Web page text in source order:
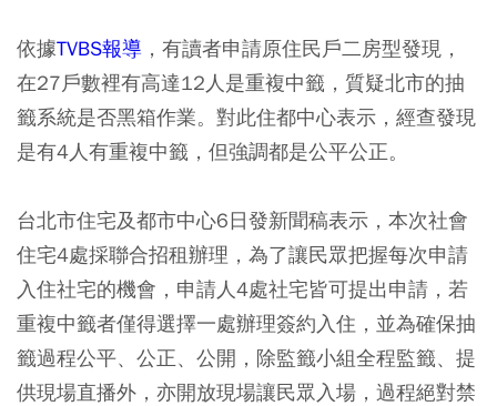
依據TVBS報導 ，有讀者申請原住民戶二房型發現，
在27戶數裡有高達12人是重複中籤，質疑北市的抽
籤系統是否黑箱作業。對此住都中心表示，經查發現
是有4人有重複中籤，但強調都是公平公正。
台北市住宅及都市中心6日發新聞稿表示，本次社會
住宅4處採聯合招租辦理，為了讓民眾把握每次申請
入住社宅的機會，申請人4處社宅皆可提出申請，若
重複中籤者僅得選擇一處辦理簽約入住，並為確保抽
籤過程公平、公正、公開，除監籤小組全程監籤、提
供現場直播外，亦開放現場讓民眾入場，過程絕對禁